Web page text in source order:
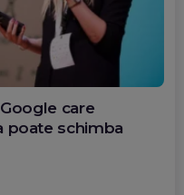
care
poate schimba